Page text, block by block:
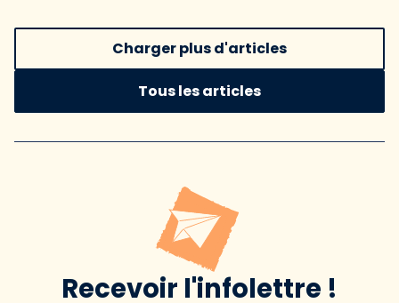
Charger plus d'articles
Tous les articles
Recevoir l'infolettre !